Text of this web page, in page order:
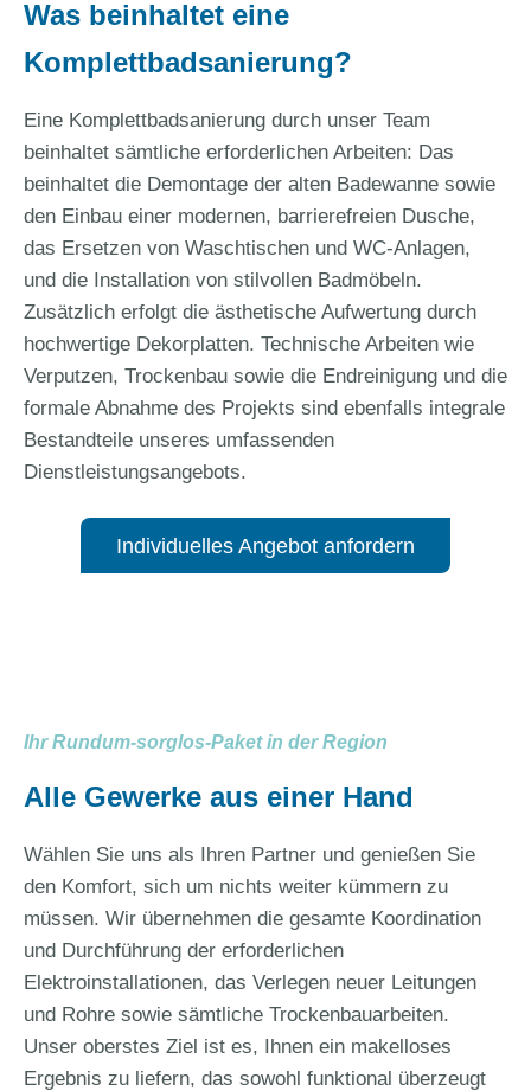
Was beinhaltet eine
Komplettbadsanierung?
Eine Komplettbadsanierung durch unser Team
beinhaltet sämtliche erforderlichen Arbeiten: Das
beinhaltet die Demontage der alten Badewanne sowie
den Einbau einer modernen, barrierefreien Dusche,
das Ersetzen von Waschtischen und WC-Anlagen,
und die Installation von stilvollen Badmöbeln.
Zusätzlich erfolgt die ästhetische Aufwertung durch
hochwertige Dekorplatten. Technische Arbeiten wie
Verputzen, Trockenbau sowie die Endreinigung und die
formale Abnahme des Projekts sind ebenfalls integrale
Bestandteile unseres umfassenden
Dienstleistungsangebots.
Individuelles Angebot anfordern
Ihr Rundum-sorglos-Paket in der Region
Alle Gewerke aus einer Hand
Wählen Sie uns als Ihren Partner und genießen Sie
den Komfort, sich um nichts weiter kümmern zu
müssen. Wir übernehmen die gesamte Koordination
und Durchführung der erforderlichen
Elektroinstallationen, das Verlegen neuer Leitungen
und Rohre sowie sämtliche Trockenbauarbeiten.
Unser oberstes Ziel ist es, Ihnen ein makelloses
Ergebnis zu liefern, das sowohl funktional überzeugt